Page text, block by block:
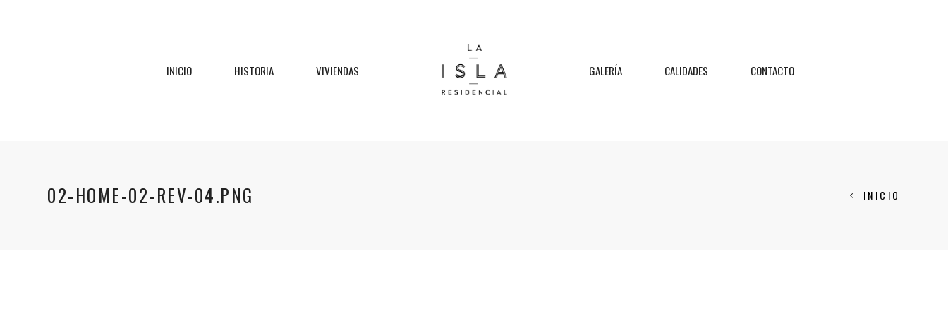
INICIO HISTORIA VIVIENDAS GALERÍA CALIDADES CONTACTO
02-HOME-02-REV-04.PNG INICIO